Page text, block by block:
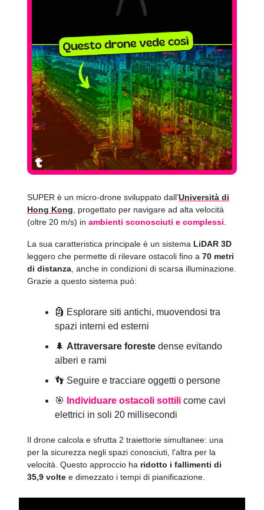
SUPER è un micro-drone sviluppato dall'Università di
Hong Kong , progettato per navigare ad alta velocità
(oltre 20 m/s) in ambienti sconosciuti e complessi
La sua caratteristica principale è un sistema LiDAR 3D
leggero che permette di rilevare ostacoli fino a 70 metri
di distanza , anche in condizioni di scarsa illuminazione.
Grazie a questo sistema può:
🗿 Esplorare siti antichi, muovendosi tra
spazi interni ed esterni
🌲 Attraversare foreste dense evitando
alberi e rami
👣 Seguire e tracciare oggetti o persone
🎯
Individuare ostacoli sottili come cavi
elettrici in soli 20 millisecondi
Il drone calcola e sfrutta 2 traiettorie simultanee: una
per la sicurezza negli spazi conosciuti, l'altra per la
velocità. Questo approccio ha ridotto i fallimenti di
35,9 volte e dimezzato i tempi di pianificazione.